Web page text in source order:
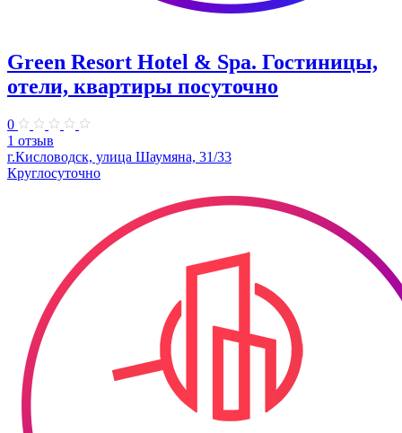
Green Resort Hotel & Spa. Гостиницы,
отели, квартиры посуточно
0
1 отзыв
г.Кисловодск, улица Шаумяна, 31/33
Круглосуточно